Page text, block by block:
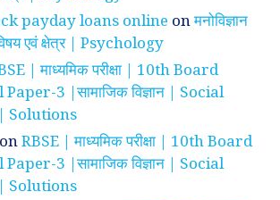
payday loans online onमनोविज्ञान
विषय एवं क्षेत्र | Psychology
| माध्यमिक परीक्षा | 10th Board
3 |सामाजिक विज्ञान | Social
Solutions
onRBSE | माध्यमिक परीक्षा | 10th Board
3 |सामाजिक विज्ञान | Social
Solutions